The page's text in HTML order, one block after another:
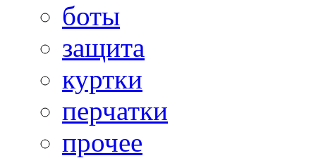
боты
защита
куртки
перчатки
прочее